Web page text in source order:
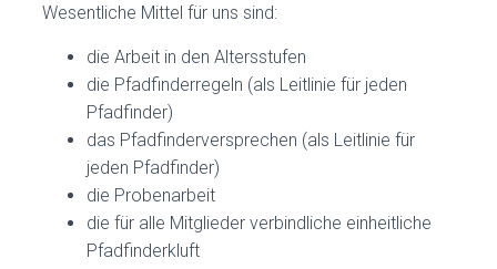
Wesentliche Mittel für uns sind:
die Arbeit in den Altersstufen
die Pfadfinderregeln (als Leitlinie für jeden
Pfadfinder)
das Pfadfinderversprechen (als Leitlinie für
jeden Pfadfinder)
die Probenarbeit
die für alle Mitglieder verbindliche einheitliche
Pfadfinderkluft